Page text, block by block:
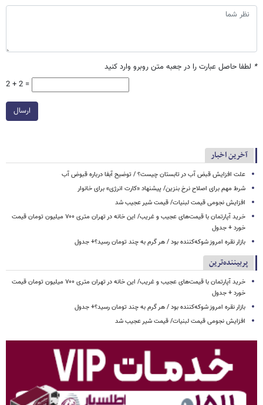
* لطفا حاصل عبارت را در جعبه متن روبرو وارد کنید
2 + 2 =
ارسال
آخرین اخبار
علت افزایش قبض آب در تابستان چیست؟ / توضیح آبفا درباره قبوض آب
شرط مهم برای اصلاح نرخ بنزین/ پیشنهاد «کارت انرژی» برای خانوار
افزایش نجومی قیمت لبنیات/ قیمت شیر عجیب شد
خرید آپارتمان با قیمت‌های عجیب و غریب/ این خانه در تهران متری ۷۰۰ میلیون تومان قیمت
خورد + جدول
بازار نقره امروز شوکه‌کننده بود / هر گرم به چند تومان رسید؟+ جدول
پربیننده‌ترین
خرید آپارتمان با قیمت‌های عجیب و غریب/ این خانه در تهران متری ۷۰۰ میلیون تومان قیمت
خورد + جدول
بازار نقره امروز شوکه‌کننده بود / هر گرم به چند تومان رسید؟+ جدول
افزایش نجومی قیمت لبنیات/ قیمت شیر عجیب شد